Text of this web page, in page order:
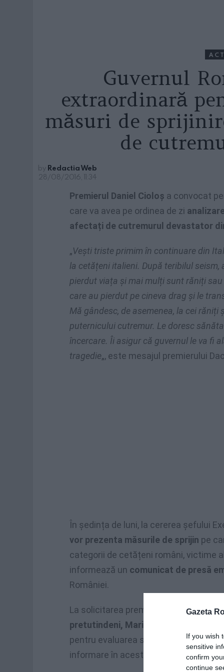
Gazeta
If you wish
sensitive
confirm
continue
Guvernul
extraordinară
măsuri de
de
by Redactia Web
28/08/2016, 11:34
Premierul Daniel Cioloș a convocat
care va avea pe ordinea de zi
afectați de cutremurul devastator
„Vești triste primim în continuare din
la cetățeni italieni. După teribilul
pierdut viața și mai mulți sunt răniți
care au pierdut pe cineva drag și le
Mă gândesc, de asemenea, la cei
puternicului cutremur. Le doresc
încercare. Îi asigur că guvernul le va fi
tragedie„, este mesajul premierului
În ședința de luni, la cererea șefului
vor prezenta măsurile de sprijin pe
categorii de cetățeni români, victime
informează un comunicat de presă
României.
La solicitarea premierului,
ministrul
pretutindeni, Maria Ligor, se află de
pentru evaluarea situației la fața
informare în acest sens.